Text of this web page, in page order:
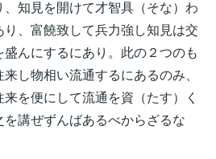
、知見を開けて才智具（そな）わ
、富饒致して兵力強し知見は交
んにするにあり。此の２つのも
し物相い流通するにあるのみ、
を便にして流通を資（たす）く
講ぜずんばあるべからざるな